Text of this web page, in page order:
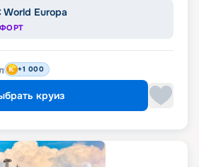
World Europa
+1 000
круиз